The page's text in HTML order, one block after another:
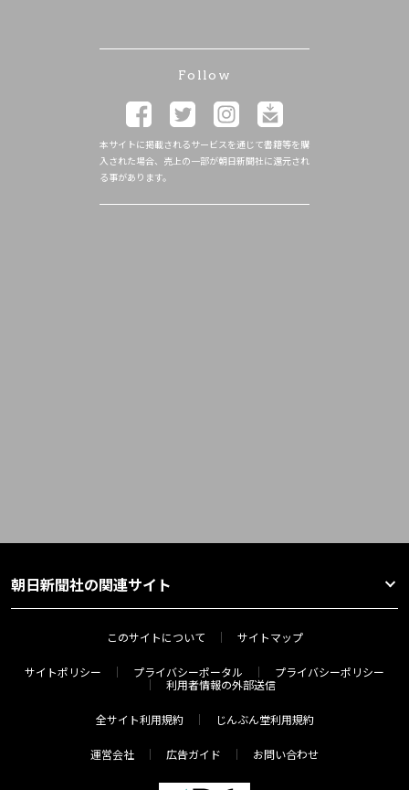
Follow
本サイトに掲載されるサービスを通じて書籍等を購
入された場合、売上の一部が朝日新聞社に還元され
る事があります。
朝日新聞社の関連サイト
このサイトについて サイトマップ
サイトポリシー プライバシーポータル
プライバシーポリシー
利用者情報の外部送信
全サイト利用規約 じんぶん堂利用規約
運営会社 広告ガイド お問い合わせ